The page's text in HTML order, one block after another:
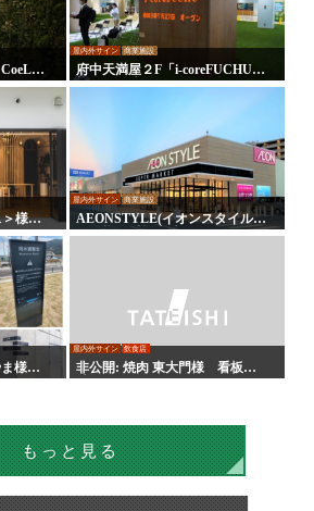
屋内外サイン 商業施設
府中天満屋２F「i-coreFUCHU」
様 LED木目ウォール 他
＞様
イネ
屋内外サイン 商業施設
AEONSTYLE(イオンスタイル)
尾道様 看板・壁面サイン
ま様
屋内外サイン 飲食店
非公開: 焼肉 東大門様 看板・
壁面サイン
もっと見る